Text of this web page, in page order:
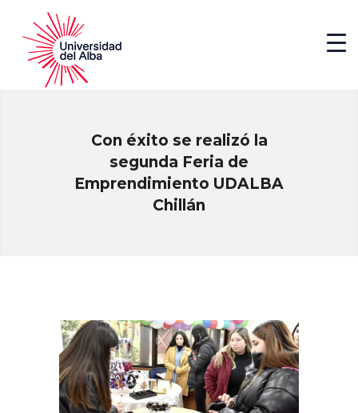
Con éxito se realizó la
segunda Feria de
Emprendimiento UDALBA
Chillán